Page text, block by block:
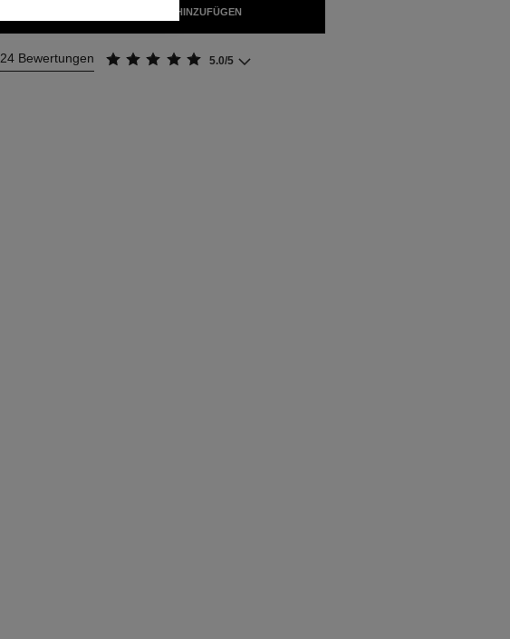
ZUM WARENKORB HINZUFÜGEN
24 Bewertungen 5.0/5